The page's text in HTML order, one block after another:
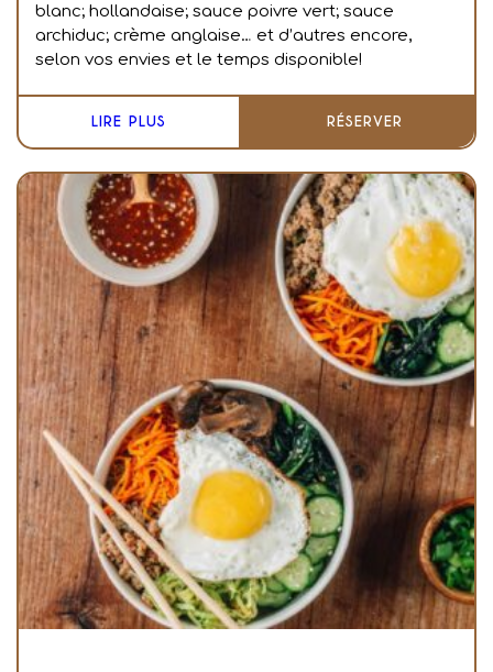
blanc; hollandaise; sauce poivre vert; sauce
archiduc; crème anglaise… et d’autres encore,
selon vos envies et le temps disponible!
LIRE PLUS RÉSERVER